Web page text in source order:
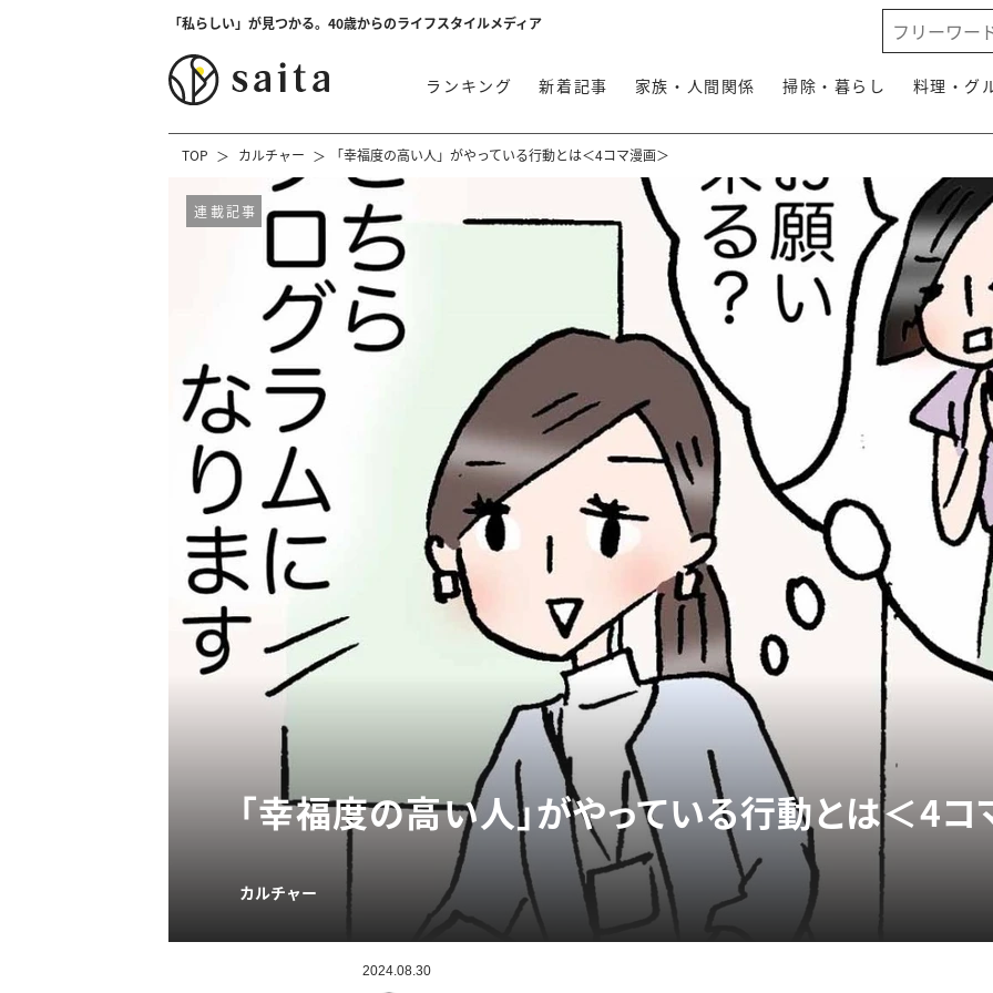
「私らしい」が見つかる。40歳からのライフスタイルメディア
ランキング 新着記事 家族・人間関係 掃除・暮らし 料理・グ
TOP カルチャー 「幸福度の高い人」がやっている行動とは＜4コマ漫画＞
連載記事
「幸福度の高い人」がやっている行動とは＜4
カルチャー
2024.08.30